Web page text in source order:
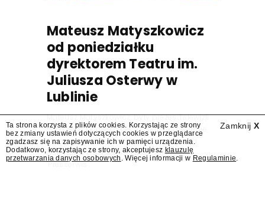
Mateusz Matyszkowicz
od poniedziałku
dyrektorem Teatru im.
Juliusza Osterwy w
Lublinie
Mateusz Matyszkowicz, były prezes Telewizji
Polskiej, w poniedziałek 10 sierpnia obejmie
stanowisko dyrektora Teatru im. Juliusza
Osterwy w Lublinie – dowiedział się
"Presserwis".
Zamknij X
Ta strona korzysta z plików cookies. Korzystając ze strony
bez zmiany ustawień dotyczących cookies w przeglądarce
zgadzasz się na zapisywanie ich w pamięci urządzenia.
Dodatkowo, korzystając ze strony, akceptujesz klauzulę
przetwarzania danych osobowych . Więcej informacji w Regulaminie.